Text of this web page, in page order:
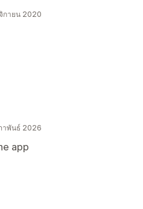
กายน 2020
าพันธ์ 2026
app